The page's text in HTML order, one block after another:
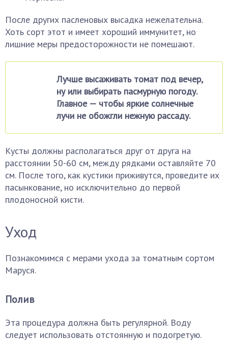
После других пасленовых высадка нежелательна.
Хоть сорт этот и имеет хороший иммунитет, но
лишние меры предосторожности не помешают.
Лучше высаживать томат под вечер,
ну или выбирать пасмурную погоду.
Главное — чтобы яркие солнечные
лучи не обожгли нежную рассаду.
Кусты должны располагаться друг от друга на
расстоянии 50-60 см, между рядками оставляйте 70
см. После того, как кустики приживутся, проведите их
пасынкование, но исключительно до первой
плодоносной кисти.
Уход
Познакомимся с мерами ухода за томатным сортом
Маруся.
Полив
Эта процедура должна быть регулярной. Воду
следует использовать отстоянную и подогретую.